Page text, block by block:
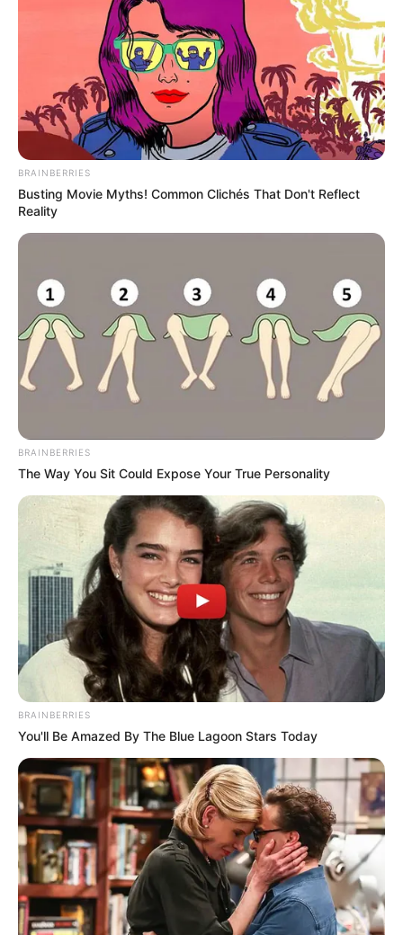
A Rosane Cardoso é uma artesã super talentosa
artesanatos. Ela faz personalização de chinelos,
sempre aprendendo novas coisas e se dedicando a
esse dom fantástico. Para entrar em contato
com ela envie um email arosanecardoso68@gmai
l.com
Francilucy
BRAINBERRIES
Busting Movie Myths! Common Clichés That Don't Reflect
Reality
BRAINBERRIES
The Way You Sit Could Expose Your True Personality
BRAINBERRIES
You'll Be Amazed By The Blue Lagoon Stars Today